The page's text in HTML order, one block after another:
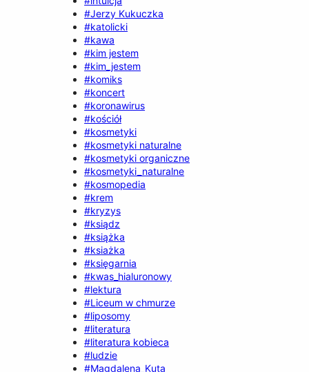
#Jerzy Kukuczka
#katolicki
#kawa
#kim jestem
#kim_jestem
#komiks
#koncert
#koronawirus
#kościół
#kosmetyki
#kosmetyki naturalne
#kosmetyki organiczne
#kosmetyki_naturalne
#kosmopedia
#krem
#kryzys
#ksiądz
#książka
#ksiażka
#księgarnia
#kwas_hialuronowy
#lektura
#Liceum w chmurze
#liposomy
#literatura
#literatura kobieca
#ludzie
#Magdalena_Kuta